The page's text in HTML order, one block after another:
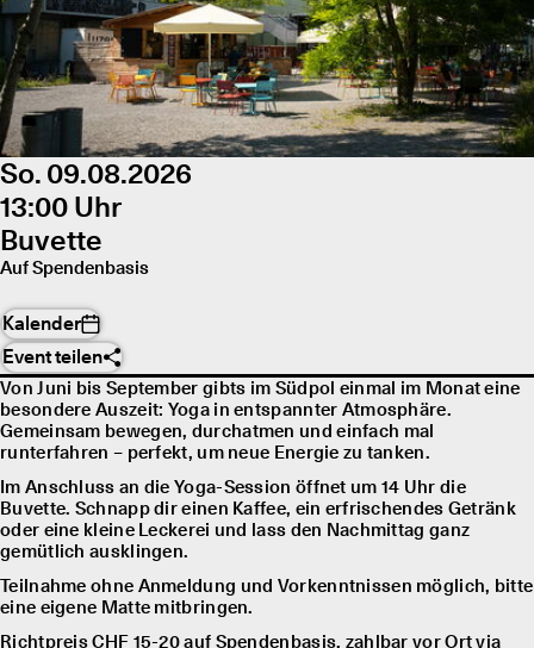
So. 09.08.2026
13:00 Uhr
Buvette
Auf Spendenbasis
Kalender
Event teilen
Von Juni bis September gibts im Südpol einmal im Monat eine
besondere Auszeit: Yoga in entspannter Atmosphäre.
Gemeinsam bewegen, durchatmen und einfach mal
runterfahren – perfekt, um neue Energie zu tanken.
Im Anschluss an die Yoga-Session öffnet um 14 Uhr die
Buvette. Schnapp dir einen Kaffee, ein erfrischendes Getränk
oder eine kleine Leckerei und lass den Nachmittag ganz
gemütlich ausklingen.
Teilnahme ohne Anmeldung und Vorkenntnissen möglich, bitte
eine eigene Matte mitbringen.
Richtpreis CHF 15-20 auf Spendenbasis, zahlbar vor Ort via